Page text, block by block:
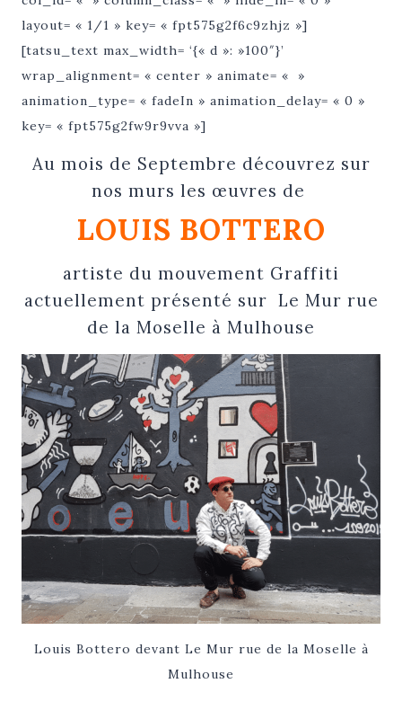
layout= « 1/1 » key= « fpt575g2f6c9zhjz »]
[tatsu_text max_width= ‘{« d »: »100″}’
wrap_alignment= « center » animate= « »
animation_type= « fadeIn » animation_delay= « 0 »
key= « fpt575g2fw9r9vva »]
Au mois de Septembre découvrez sur
nos murs les œuvres de
LOUIS BOTTERO
artiste du mouvement Graffiti
actuellement présenté sur Le Mur rue
de la Moselle à Mulhouse
Louis Bottero devant Le Mur rue de la Moselle à
Mulhouse